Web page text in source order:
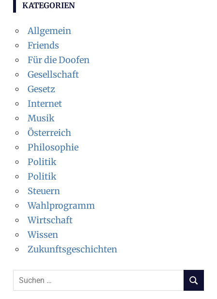
KATEGORIEN
Allgemein
Friends
Für die Doofen
Gesellschaft
Gesetz
Internet
Musik
Österreich
Philosophie
Politik
Politik
Steuern
Wahlprogramm
Wirtschaft
Wissen
Zukunftsgeschichten
Suchen
nach:
SUCHEN